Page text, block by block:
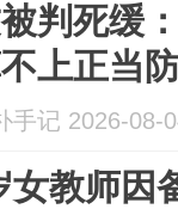
判死缓
上正当
手记 2026-08-
女教师因